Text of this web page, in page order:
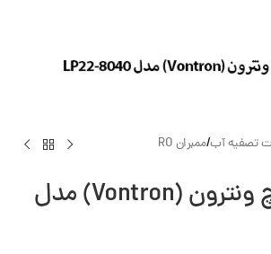
تصفیه آب/ممبران RO
ممبران 8 اینچ ونترون (Vontron) مدل